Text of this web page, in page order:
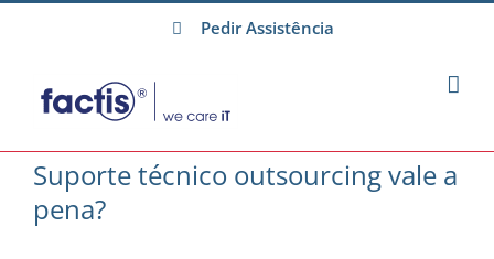
Pedir Assistência
Suporte técnico outsourcing vale a
pena?